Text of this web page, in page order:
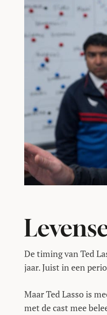
De timing van Ted
jaar. Juist in een
Maar Ted Lasso is
met de cast mee